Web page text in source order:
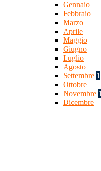
Gennaio
Febbraio
Marzo
Aprile
Maggio
Giugno
Luglio
Agosto
Settembre 1
Ottobre
Novembre 1
Dicembre